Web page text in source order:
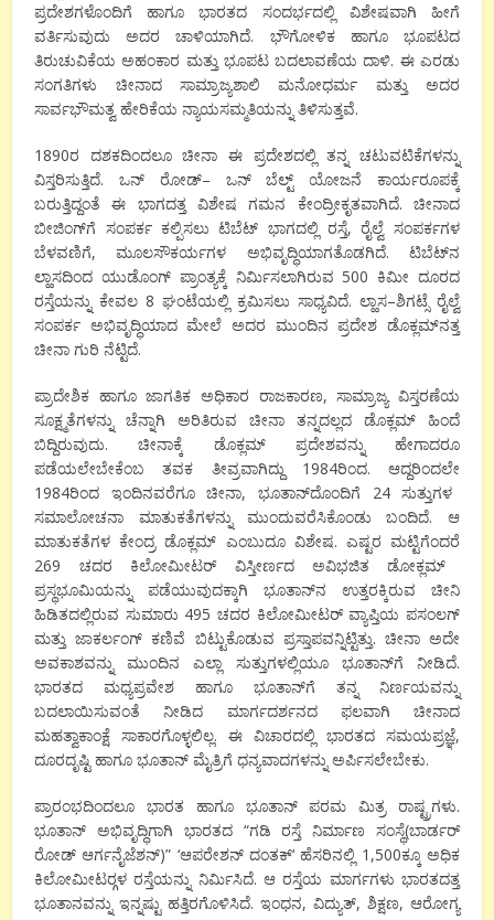
ಪ್ರದೇಶಗಳೊಂದಿಗೆ
ಹಾಗೂ ಭಾರತದ ಸಂದರ್ಭದಲ್ಲಿ ವಿಶೇಷವಾಗಿ
ಹೀಗೆ
ವರ್ತಿಸುವುದು
ಅದರ ಚಾಳಿಯಾಗಿದೆ. ಭೌಗೋಳಿಕ ಹಾಗೂ
ಭೂಪಟದ
ತಿರುಚುವಿಕೆಯ ಅಹಂಕಾರ ಮತ್ತು ಭೂಪಟ ಬದಲಾವಣೆಯ ದಾಳಿ. ಈ ಎರಡು
ಸಂಗತಿಗಳು
ಚೀನಾದ ಸಾಮ್ರಾಜ್ಯಶಾಲಿ ಮನೋಧರ್ಮ ಮತ್ತು
ಅದರ
ಸಾರ್ವಭೌಮತ್ವ ಹೇರಿಕೆಯ ನ್ಯಾಯಸಮ್ಮತಿಯನ್ನು ತಿಳಿಸುತ್ತವೆ.
1890ರ ದಶಕದಿಂದಲೂ ಚೀನಾ ಈ ಪ್ರದೇಶದಲ್ಲಿ ತನ್ನ ಚಟುವಟಿಕೆಗಳನ್ನು
ವಿಸ್ತರಿಸುತ್ತಿದೆ. ಒನ್ ರೋಡ್– ಒನ್ ಬೆಲ್ಟ್ ಯೋಜನೆ
ಕಾರ್ಯರೂಪಕ್ಕೆ
ಬರುತ್ತಿದ್ದಂತೆ
ಈ ಭಾಗದತ್ತ ವಿಶೇಷ ಗಮನ ಕೇಂದ್ರೀಕೃತವಾಗಿದೆ. ಚೀನಾದ
ಬೀಜಿಂಗ್ಗೆ ಸಂಪರ್ಕ ಕಲ್ಪಿಸಲು ಟಿಬೆಟ್ ಭಾಗದಲ್ಲಿ ರಸ್ತೆ,ರೈಲ್ವೆ ಸಂಪರ್ಕಗಳ
ಬೆಳವಣಿಗೆ,ಮೂಲಸೌಕರ್ಯಗಳ ಅಭಿವೃದ್ಧಿಯಾಗತೊಡಗಿದೆ. ಟಿಬೆಟ್ನ
ಲ್ಹಾಸದಿಂದ ಯುಡೊಂಗ್ ಪ್ರಾಂತ್ಯಕ್ಕೆ ನಿರ್ಮಿಸಲಾಗಿರುವ 500ಕಿಮೀ ದೂರದ
ರಸ್ತೆಯನ್ನು ಕೇವಲ 8ಘಂಟೆಯಲ್ಲಿ ಕ್ರಮಿಸಲು ಸಾಧ್ಯವಿದೆ. ಲ್ಹಾಸ–ಶಿಗಟ್ಸೆ ರೈಲ್ವೆ
ಸಂಪರ್ಕ ಅಭಿವೃದ್ಧಿಯಾದ ಮೇಲೆ ಅದರ ಮುಂದಿನ ಪ್ರದೇಶ ಡೊಕ್ಲಮ್ನತ್ತ
ಚೀನಾ ಗುರಿ ನೆಟ್ಟಿದೆ.
ಪ್ರಾದೇಶಿಕ ಹಾಗೂ ಜಾಗತಿಕ ಅಧಿಕಾರ ರಾಜಕಾರಣ,ಸಾಮ್ರಾಜ್ಯ ವಿಸ್ತರಣೆಯ
ಸೂಕ್ಷ್ಮತೆಗಳನ್ನು ಚೆನ್ನಾಗಿ ಅರಿತಿರುವ ಚೀನಾ ತನ್ನದಲ್ಲದ ಡೊಕ್ಲಮ್ ಹಿಂದೆ
ಬಿದ್ದಿರುವುದು.ಚೀನಾಕ್ಕೆ ಡೊಕ್ಲಮ್ ಪ್ರದೇಶವನ್ನು
ಹೇಗಾದರೂ
ಪಡೆಯಲೇಬೇಕೆಂಬ
ತವಕ ತೀವ್ರವಾಗಿದ್ದು 1984ರಿಂದ. ಆದ್ದರಿಂದಲೇ
1984ರಿಂದ ಇಂದಿನವರೆಗೂ ಚೀನಾ,ಭೂತಾನ್ದೊಂದಿಗೆ 24ಸುತ್ತುಗಳ
ಸಮಾಲೋಚನಾ
ಮಾತುಕತೆಗಳನ್ನು ಮುಂದುವರೆಸಿಕೊಂಡು ಬಂದಿದೆ. ಆ
ಮಾತುಕತೆಗಳ ಕೇಂದ್ರ ಡೊಕ್ಲಮ್ ಎಂಬುದೂ ವಿಶೇಷ. ಎಷ್ಟರ ಮಟ್ಟಿಗೆಂದರೆ
269 ಚದರ ಕಿಲೋಮೀಟರ್ ವಿಸ್ತೀರ್ಣದ ಅವಿಭಜಿತ
ಡೋಕ್ಲಮ್
ಪ್ರಸ್ಥಭೂಮಿಯನ್ನು
ಪಡೆಯುವುದಕ್ಕಾಗಿ ಭೂತಾನ್ನ ಉತ್ತರಕ್ಕಿರುವ
ಚೀನಿ
ಹಿಡಿತದಲ್ಲಿರುವ ಸುಮಾರು 495ಚದರ ಕಿಲೋಮೀಟರ್ ವ್ಯಾಪ್ತಿಯ ಪಸಂಲಗ್
ಮತ್ತು ಜಾಕರ್ಲಂಗ್ ಕಣಿವೆ ಬಿಟ್ಟುಕೊಡುವ ಪ್ರಸ್ತಾಪವನ್ನಿಟ್ಟಿತ್ತು. ಚೀನಾ ಅದೇ
ಅವಕಾಶವನ್ನು
ಮುಂದಿನ ಎಲ್ಲಾ ಸುತ್ತುಗಳಲ್ಲಿಯೂ ಭೂತಾನ್ಗೆ ನೀಡಿದೆ.
ಭಾರತದ
ಮಧ್ಯಪ್ರವೇಶ ಹಾಗೂ ಭೂತಾನ್ಗೆ ತನ್ನ
ನಿರ್ಣಯವನ್ನು
ಬದಲಾಯಿಸುವಂತೆ
ನೀಡಿದ ಮಾರ್ಗದರ್ಶನದ ಫಲವಾಗಿ
ಚೀನಾದ
ಮಹತ್ವಾಕಾಂಕ್ಷೆ ಸಾಕಾರಗೊಳ್ಳಲಿಲ್ಲ.ಈ ವಿಚಾರದಲ್ಲಿ ಭಾರತದ ಸಮಯಪ್ರಜ್ಞೆ,
ದೂರದೃಷ್ಟಿ ಹಾಗೂ ಭೂತಾನ್ ಮೈತ್ರಿಗೆ ಧನ್ಯವಾದಗಳನ್ನು ಅರ್ಪಿಸಲೇಬೇಕು.
ಪ್ರಾರಂಭದಿಂದಲೂ ಭಾರತ ಹಾಗೂ ಭೂತಾನ್ ಪರಮ ಮಿತ್ರ ರಾಷ್ಟ್ರಗಳು.
ಭೂತಾನ್ ಅಭಿವೃದ್ಧಿಗಾಗಿ ಭಾರತದ“ಗಡಿ ರಸ್ತೆ ನಿರ್ಮಾಣ ಸಂಸ್ಥೆ(ಬಾರ್ಡರ್
ರೋಡ್ ಆರ್ಗನೈಜೆಶನ್)” ‘ಆಪರೇಶನ್ ದಂತಕ್‘ಹೆಸರಿನಲ್ಲಿ 1,500ಕ್ಕೂ ಅಧಿಕ
ಕಿಲೋಮೀಟರ್ಗಳ ರಸ್ತೆಯನ್ನು ನಿರ್ಮಿಸಿದೆ. ಆ ರಸ್ತೆಯ ಮಾರ್ಗಗಳು ಭಾರತದತ್ತ
ಭೂತಾನವನ್ನು ಇನ್ನಷ್ಟು ಹತ್ತಿರಗೊಳಿಸಿದೆ.ಇಂಧನ, ವಿದ್ಯುತ್, ಶಿಕ್ಷಣ, ಆರೋಗ್ಯ